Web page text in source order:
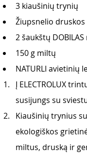
3 kiaušinių trynių
Žiupsnelio druskos
2 šaukštų
150 g miltų
NATURLI avietinių
Į ELECTROLUX
susijungs su
Kiaušinių trynius
ekologiškos
miltus, druską ir